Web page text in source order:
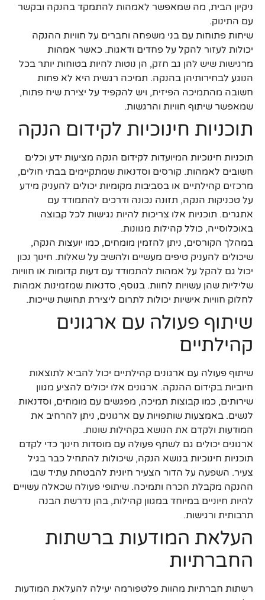
ניקיון הבית, מה שמאפשר לאמהות להתמקד בהנקה ובקשר
עם התינוק.
שיחות פתוחות עם בני משפחה וחברים על חוויות ההנקה
יכולות לעזור להקל על פחדים ודאגות. כאשר אמהות
מרגישות שיש להן גב חזק, הן נוטות להיות בטוחות יותר בכל
הנוגע לבחירותיהן בהנקה. תמיכה רגשית היא לא פחות
חשובה מהתמיכה הפיזית, ויש להקפיד על יצירת שיח פתוח,
שמאפשר שיתוף חוויות והרגשות.
תוכניות חינוכיות לקידום הנקה
תוכניות חינוכיות המיועדות לקידום הנקה מציעות ידע וכלים
חשובים לאמהות. קורסים וסדנאות שמתקיימים בבתי חולים,
מרכזים קהילתיים או בסביבות מקומיות יכולים להעניק מידע
על טכניקות הנקה, תזונה נכונה ודרכים להתמודד עם
אתגרים. תוכניות אלו צריכות להיות נגישות לכל קבוצה
באוכלוסייה, כולל קהילות מגוונות.
במהלך הקורסים, ניתן להזמין מומחים, כמו יועצות הנקה,
שיכולים להעניק טיפים מעשיים ולהשיב על שאלות. חינוך נכון
יכול גם להקל על אמהות להתמודד עם דעות קדומות או חוויות
שליליות שהן עשויות לחוות. בנוסף, סדנאות שמזמינות אמהות
לחלוק חוויות אישיות יכולות לתרום ליצירת תחושת שייכות.
שיתוף פעולה עם ארגונים
קהילתיים
שיתוף פעולה עם ארגונים קהילתיים יכול להביא לתוצאות
חיוביות בקידום ההנקה. ארגונים אלו יכולים להציע מגוון
שירותים, כמו קבוצות תמיכה, מפגשים עם מומחים, וסדנאות
לנשים. באמצעות שותפויות עם ארגונים, ניתן להרחיב את
המודעות ולקדם את הנושא בקהילות שונות.
ארגונים יכולים גם לשתף פעולה עם מוסדות חינוך כדי לקדם
תוכניות חינוכיות בנושא הנקה, שיכולות להתחיל כבר בגיל
צעיר. השפעה על הדור הצעיר חיונית להבטחת עתיד שבו
ההנקה מקבלת הכרה ותמיכה. שיתופי פעולה שכאלה עשויים
להיות חיוניים במיוחד במגוון קהילות, בהן נדרשת הבנה
תרבותית ורגישות.
העלאת המודעות ברשתות
החברתיות
רשתות חברתיות מהוות פלטפורמה יעילה להעלאת המודעות